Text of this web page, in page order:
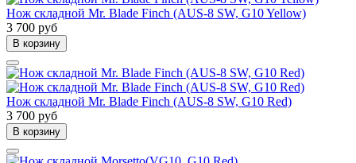
Нож складной Mr. Blade Finch (AUS-8 SW, G10 Yellow)
3 700 руб
В корзину
Нож складной Mr. Blade Finch (AUS-8 SW, G10 Red)
3 700 руб
В корзину